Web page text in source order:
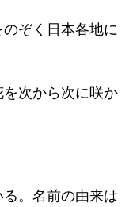
ぞく日本各地に
次から次に咲か
。名前の由来は